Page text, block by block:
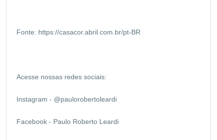
Fonte: https://casacor.abril.com.br/pt-BR
Acesse nossas redes sociais:
Instagram - @paulorobertoleardi
Facebook - Paulo Roberto Leardi